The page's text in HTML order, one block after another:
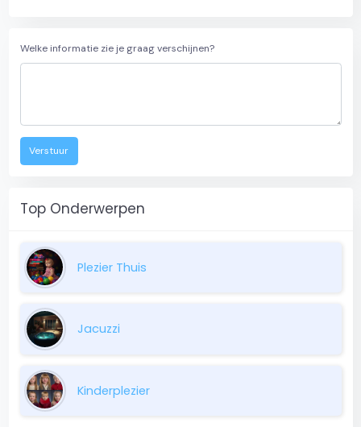
Welke informatie zie je graag verschijnen?
Verstuur
Top Onderwerpen
Plezier Thuis
Jacuzzi
Kinderplezier